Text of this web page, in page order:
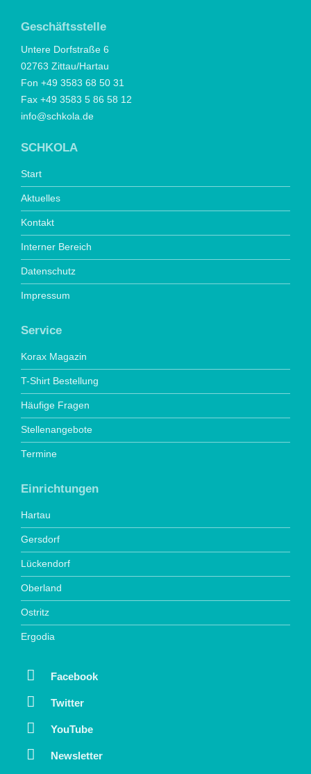
Geschäftsstelle
Untere Dorfstraße 6
02763 Zittau/Hartau
Fon +49 3583 68 50 31
Fax +49 3583 5 86 58 12
info@schkola.de
SCHKOLA
Start
Aktuelles
Kontakt
Interner Bereich
Datenschutz
Impressum
Service
Korax Magazin
T-Shirt Bestellung
Häufige Fragen
Stellenangebote
Termine
Einrichtungen
Hartau
Gersdorf
Lückendorf
Oberland
Ostritz
Ergodia
Facebook
Twitter
YouTube
Newsletter